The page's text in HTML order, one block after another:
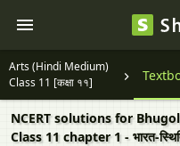
Arts (Hindi Medium)
Class 11 [कक्षा ११]
NCERT solutions for
Class 11 chapter 1 - भारत-